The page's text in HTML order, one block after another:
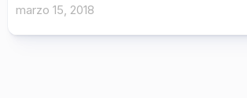
marzo 15, 2018